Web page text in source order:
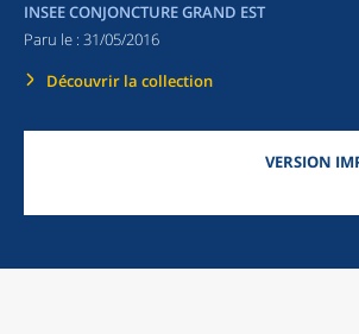
INSEE CONJONCTURE GRAND EST
Paru le : 31/05/2016
Découvrir la collection
VERSION